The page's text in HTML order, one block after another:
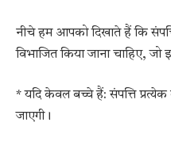
नीचे हम आपको दिखाते हैं कि
विभाजित किया जाना चाहिए, जो
* यदि केवल बच्चे हैं: संपत्ति
जाएगी।